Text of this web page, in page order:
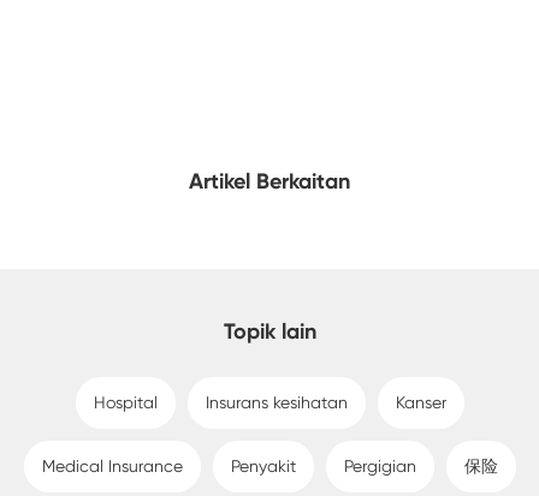
Artikel Berkaitan
Topik lain
Hospital Insurans kesihatan Kanser
Medical Insurance Penyakit Pergigian 保险